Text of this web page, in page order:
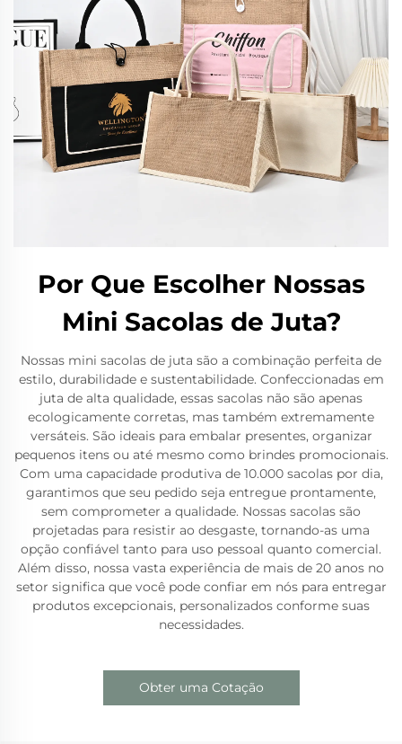
Por Que Escolher Nossas
Mini Sacolas de Juta?
Nossas mini sacolas de juta são a combinação perfeita de
estilo, durabilidade e sustentabilidade. Confeccionadas em
juta de alta qualidade, essas sacolas não são apenas
ecologicamente corretas, mas também extremamente
versáteis. São ideais para embalar presentes, organizar
pequenos itens ou até mesmo como brindes promocionais.
Com uma capacidade produtiva de 10.000 sacolas por dia,
garantimos que seu pedido seja entregue prontamente,
sem comprometer a qualidade. Nossas sacolas são
projetadas para resistir ao desgaste, tornando-as uma
opção confiável tanto para uso pessoal quanto comercial.
Além disso, nossa vasta experiência de mais de 20 anos no
setor significa que você pode confiar em nós para entregar
produtos excepcionais, personalizados conforme suas
necessidades.
Obter uma Cotação